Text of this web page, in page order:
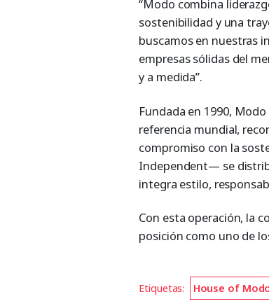
“Modo combina
sostenibilidad y una
buscamos en nuestras
empresas sólidas del
y a medida”.
Fundada en 1990,
referencia mundial,
compromiso con la
Independent— se
integra estilo,
Con esta operación, la
posición como uno de
Etiquetas: House of